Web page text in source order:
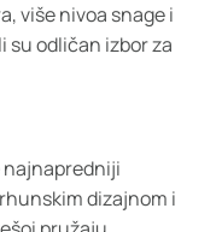
više nivoa snage i
su odličan izbor za
najnapredniji
dizajnom i